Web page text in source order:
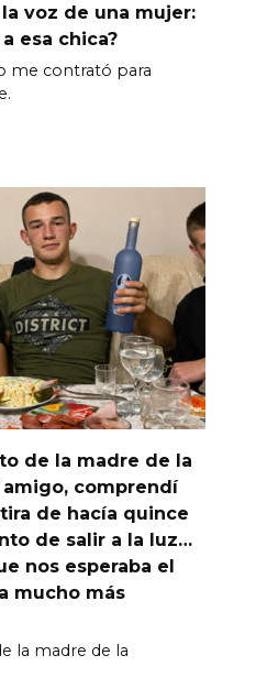
voz de una mujer:
esa chica?
me contrató para
de la madre de la
comprendí
de hacía quince
de salir a la luz…
nos esperaba el
mucho más
la madre de la